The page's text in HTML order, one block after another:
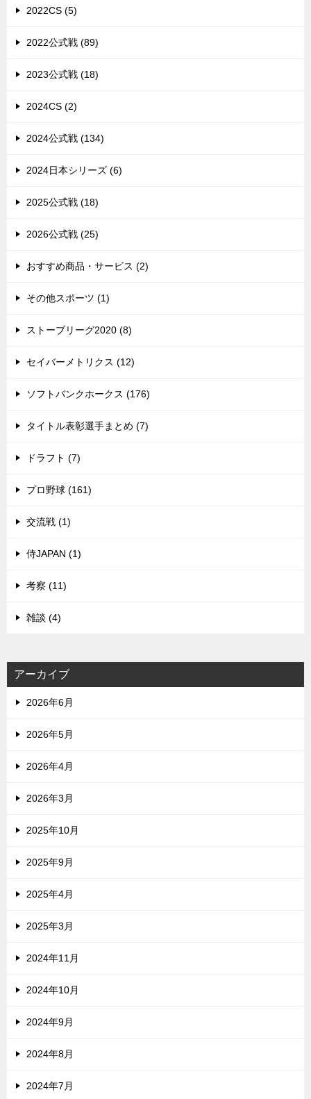
2022CS (5)
2022公式戦 (89)
2023公式戦 (18)
2024CS (2)
2024公式戦 (134)
2024日本シリーズ (6)
2025公式戦 (18)
2026公式戦 (25)
おすすめ商品・サービス (2)
その他スポーツ (1)
ストーブリーグ2020 (8)
セイバーメトリクス (12)
ソフトバンクホークス (176)
タイトル表彰選手まとめ (7)
ドラフト (7)
プロ野球 (161)
交流戦 (1)
侍JAPAN (1)
考察 (11)
雑談 (4)
アーカイブ
2026年6月
2026年5月
2026年4月
2026年3月
2025年10月
2025年9月
2025年4月
2025年3月
2024年11月
2024年10月
2024年9月
2024年8月
2024年7月